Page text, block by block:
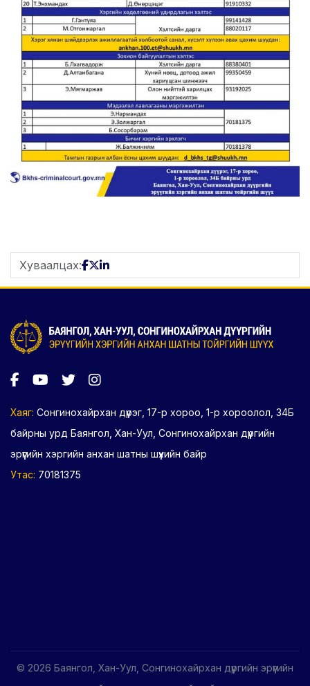
Хуваалцах:
Хаяг: Сонгинохайрхан дүүрэг, 17-р хороо, 1-р хороолол, 34Б
байрны урд Баянгол, Хан-Уул, Сонгинохайрхан дүүргийн
эрүүгийн хэргийн анхан шатны шүүхийн байр
Утас: 70181375
© 2026 Баянгол, Хан-Уул, Сонгинохайрхан дүүргийн эрүүгийн